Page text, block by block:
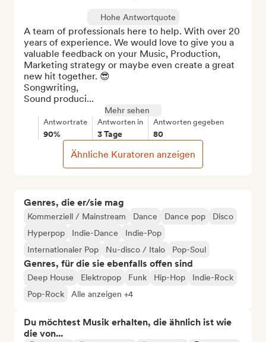
Genres, die er/sie mag
Kommerziell / Mainstream Dance Dance pop
Disco
Hyperpop
Indie-Dance
Indie-Pop
Internationaler Pop
Nu-disco / Italo Pop-Soul
Genres, für die sie ebenfalls offen sind
Deep House Elektropop Funk Hip-Hop
Indie-Rock
Pop-Rock
Alle anzeigen +4
Du möchtest Musik erhalten, die ähnlich ist wie
die von...
Hohe Antwortquote
A team of professionals here to help. With over 20
years of experience. We would love to give you a
valuable feedback on your Music, Production,
Marketing strategy or maybe even create a great
new hit together. 😎
Songwriting,
Sound produci...
Mehr sehen
Antwortrate
90%
Antworten in
3 Tage
Antworten gegeben
80
Ähnliche Kuratoren anzeigen